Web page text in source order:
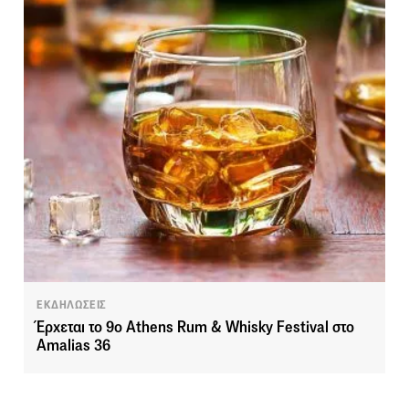
ΕΚΔΗΛΩΣΕΙΣ
Έρχεται το 9ο Athens Rum & Whisky Festival στο
Amalias 36